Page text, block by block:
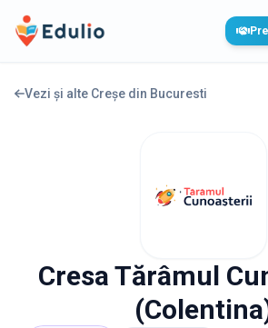
Edulio
Vezi și alte Creșe din Bucuresti
Cresa Tărâmul